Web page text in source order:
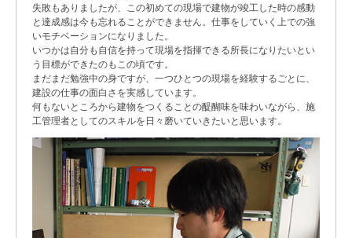
失敗もありましたが、この初めての現場で建物が竣工した時の感動
と達成感は今も忘れることができません。仕事をしていく上での強
いモチベーションになりました。
いつかは自分も自信を持って現場を指揮できる所長になりたいとい
う目標ができたのもこの頃です。
まだまだ勉強中の身ですが、一つひとつの現場を経験するごとに、
建設の仕事の面白さを実感しています。
何もないところから建物をつくることの醍醐味を味わいながら、施
工管理者としてのスキルを日々磨いていきたいと思います。